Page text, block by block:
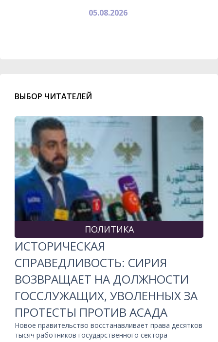
05.08.2026
ВЫБОР ЧИТАТЕЛЕЙ
ПОЛИТИКА
ИСТОРИЧЕСКАЯ
СПРАВЕДЛИВОСТЬ: СИРИЯ
ВОЗВРАЩАЕТ НА ДОЛЖНОСТИ
ГОССЛУЖАЩИХ, УВОЛЕННЫХ ЗА
ПРОТЕСТЫ ПРОТИВ АСАДА
Новое правительство восстанавливает права десятков
тысяч работников государственного сектора